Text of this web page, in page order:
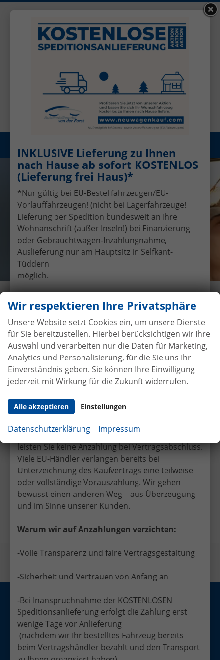
Öffnungszeiten: Mo - Fr 08.00 - 17.00
Registrieren
Übergabe eines EU-
Neufahrzeuges Ford Fiesta
4.6.2016 • Auslieferungen
Facebook Twitter
Vorheriger Eintrag
Anmelden Impressum Datenschutz
AGB
Widerrufsrecht
Cookie-Einstellungen
Weitere Informationen zum offiziellen Kraftstoffverbrauch und zu den
offiziellen spezifischen CO
-Emissionen und gegebenenfalls zum
Stromverbrauch neuer PKW können dem 'Leitfaden über den offiziellen
Kraftstoffverbrauch, die offiziellen spezifischen CO
Wir respektieren Ihre Privatsphäre
Unsere Website setzt Cookies ein, um unsere Dienste
für Sie bereitzustellen. Hierbei berücksichtigen wir Ihre
Auswahl und verarbeiten nur die Daten für Marketing,
Analytics und Personalisierung, für die Sie uns Ihr
Einverständnis geben. Sie können Ihre Einwilligung
jederzeit mit Wirkung für die Zukunft widerrufen.
Alle akzeptieren Einstellungen
Datenschutzerklärung Impressum
INKLUSIVE Lieferung zu Ihnen
nach Hause ab sofort KOSTENLOS
(Lieferung frei Haus)*
*Nur gültig bei EU-Bestellfahrzeugen/EU-
Vorlauffahrzeugen! (nicht bei Lagerfahrzeuge!
Lieferung per Spedition bundesweit an Ihre
Wohnanschrift (außer Inseln!) bei Finanzierung
oder Gebrauchtwagen-Inzahlungnahme,
Auslieferung nur am Hauptsitz in Selfkant-
Tüddern
möglich.
ohne Anzahlung
Vertragsabschluss
Beim Automobilhandel von der Forst genießen Sie
maximale Sicherheit und Transparenz. Bei uns
leisten Sie keine Anzahlung bei Vertragsabschluss.
Viele EU-Händler verlangen bereits bei
Unterzeichnung des Kaufvertrags eine teilweise
oder vollständige Vorauszahlung. Wir gehen
bewusst einen anderen Weg – aus Überzeugung
und im Sinne unserer Kunden.
Warum wir auf Anzahlungen verzichten:
-Volle Transparenz und faire Vertragsgestaltung
-Sicherheit und Vertrauen von Anfang an
-Bei Inanspruchnahme der KOSTENLOSEN
Speditionsanlieferung erfolgt die Zahlung erst
wenige Tage vor Anlieferung
(nachdem wir Ihr bestelltes Fahrzeug bereits
beim Vertragshändler bezahlt und den Transport